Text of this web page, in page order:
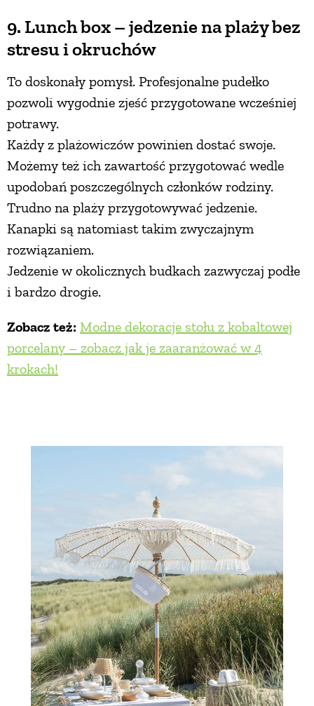
9. Lunch box – jedzenie na plaży bez
stresu i okruchów
To doskonały pomysł. Profesjonalne pudełko
pozwoli wygodnie zjeść przygotowane wcześniej
potrawy.
Każdy z plażowiczów powinien dostać swoje.
Możemy też ich zawartość przygotować wedle
upodobań poszczególnych członków rodziny.
Trudno na plaży przygotowywać jedzenie.
Kanapki są natomiast takim zwyczajnym
rozwiązaniem.
Jedzenie w okolicznych budkach zazwyczaj podłe
i bardzo drogie.
Zobacz też: Modne dekoracje stołu z kobaltowej
porcelany – zobacz jak je zaaranżować w 4
krokach!